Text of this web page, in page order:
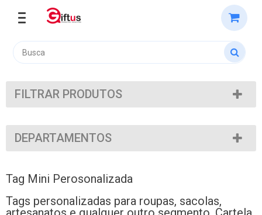
FILTRAR PRODUTOS
DEPARTAMENTOS
Tag Mini Perosonalizada
Tags personalizadas para roupas, sacolas,